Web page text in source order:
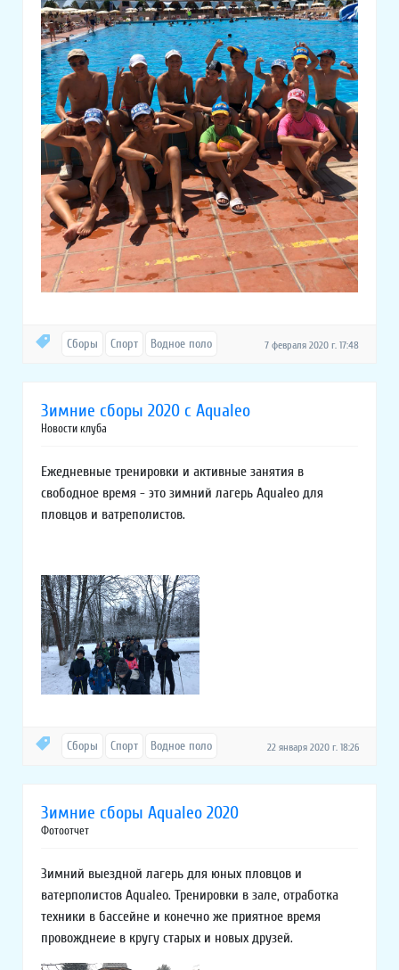
7 февраля 2020 г. 17:48
Сборы Спорт Водное поло
Зимние сборы 2020 c Aqualeo
Новости клуба
Ежедневные тренировки и активные занятия в
свободное время - это зимний лагерь Aqualeo для
пловцов и ватреполистов.
22 января 2020 г. 18:26
Сборы Спорт Водное поло
Зимние сборы Aqualeo 2020
Фотоотчет
Зимний выездной лагерь для юных пловцов и
ватерполистов Aqualeo. Тренировки в зале, отработка
техники в бассейне и конечно же приятное время
провожднеие в кругу старых и новых друзей.